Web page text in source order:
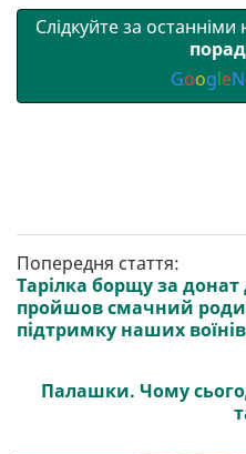
Слідкуйте за
GoogleN
Попередня стаття:
Тарілка борщу за донат
пройшов смачний
підтримку наших воїнів
Палашки. Чому